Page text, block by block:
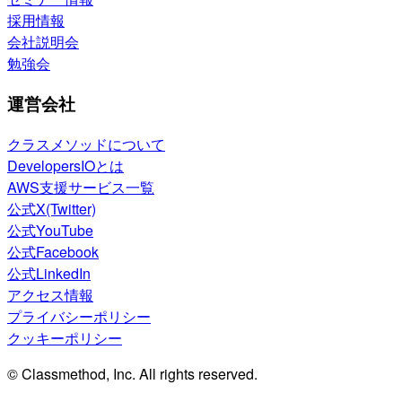
採用情報
会社説明会
勉強会
運営会社
クラスメソッドについて
DevelopersIOとは
AWS支援サービス一覧
公式X(Twitter)
公式YouTube
公式Facebook
公式LinkedIn
アクセス情報
プライバシーポリシー
クッキーポリシー
© Classmethod, Inc. All rights reserved.